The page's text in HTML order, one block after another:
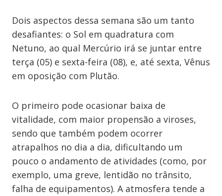
Dois aspectos dessa semana são um tanto
desafiantes: o Sol em quadratura com
Netuno, ao qual Mercúrio irá se juntar entre
terça (05) e sexta-feira (08), e, até sexta, Vênus
em oposição com Plutão.
O primeiro pode ocasionar baixa de
vitalidade, com maior propensão a viroses,
sendo que também podem ocorrer
atrapalhos no dia a dia, dificultando um
pouco o andamento de atividades (como, por
exemplo, uma greve, lentidão no trânsito,
falha de equipamentos). A atmosfera tende a